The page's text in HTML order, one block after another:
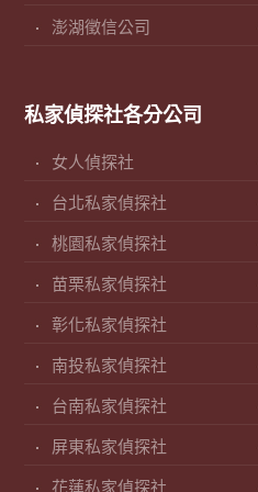
澎湖徵信公司
私家偵探社各分公司
女人偵探社
台北私家偵探社
桃園私家偵探社
苗栗私家偵探社
彰化私家偵探社
南投私家偵探社
台南私家偵探社
屏東私家偵探社
花蓮私家偵探社